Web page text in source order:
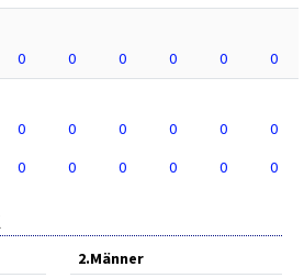
0 0 0 0 0
0
0 0 0 0 0
0
0 0 0 0 0 0
2.Männer